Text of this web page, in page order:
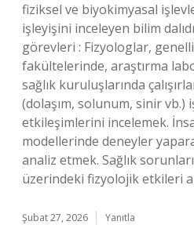
fiziksel ve biyokimyasal
işleyişini inceleyen bilim
görevleri : Fizyologlar,
fakültelerinde, araştırma
sağlık kuruluşlarında
(dolaşım, solunum, sinir vb.)
etkileşimlerini incelemek.
modellerinde deneyler
analiz etmek. Sağlık
üzerindeki fizyolojik etkileri
Şubat 27, 2026 Yanıtla